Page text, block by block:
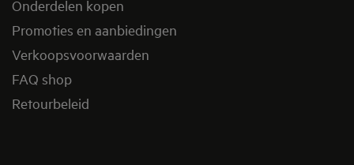
Onderdelen kopen
Promoties en aanbiedingen
Verkoopsvoorwaarden
FAQ shop
Retourbeleid​